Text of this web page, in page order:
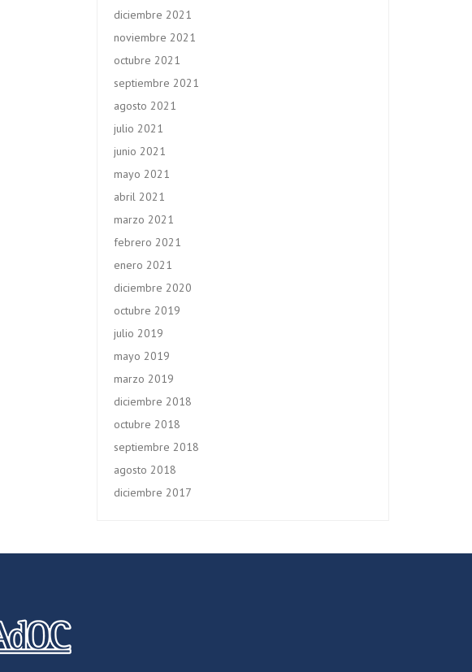
diciembre 2021
noviembre 2021
octubre 2021
septiembre 2021
agosto 2021
julio 2021
junio 2021
mayo 2021
abril 2021
marzo 2021
febrero 2021
enero 2021
diciembre 2020
octubre 2019
julio 2019
mayo 2019
marzo 2019
diciembre 2018
octubre 2018
septiembre 2018
agosto 2018
diciembre 2017